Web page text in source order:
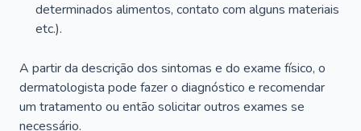
determinados alimentos, contato com alguns materiais
etc.).
A partir da descrição dos sintomas e do exame físico, o
dermatologista pode fazer o diagnóstico e recomendar
um tratamento ou então solicitar outros exames se
necessário.